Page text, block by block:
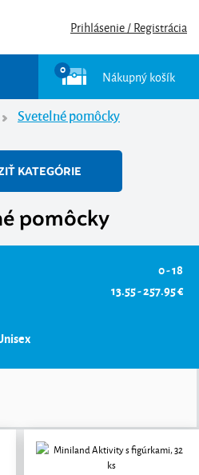
Prihlásenie / Registrácia
0 Nákupný košík
Svetelné pomôcky
KATEGÓRIE
pomôcky
0 - 18
13.55 - 257.95 €